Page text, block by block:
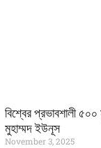
বিশ্বের প্রভাবশালী
মুহাম্মদ ইউনূস
November 3, 2025